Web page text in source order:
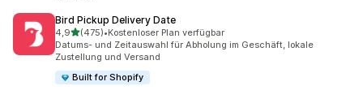
Bird Pickup Delivery Date
4,9von 5 Sternen
(475)
475 Rezensionen insgesamt
•Kostenloser Plan verfügbar
Datums- und Zeitauswahl für Abholung im Geschäft, lokale
Zustellung und Versand
Built for Shopify